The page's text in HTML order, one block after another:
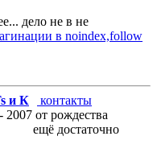
дело не в не
в noindex,follow
и К
контакты
от рождества
ещё достаточно